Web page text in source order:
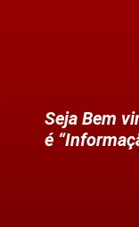
Seja Bem
é